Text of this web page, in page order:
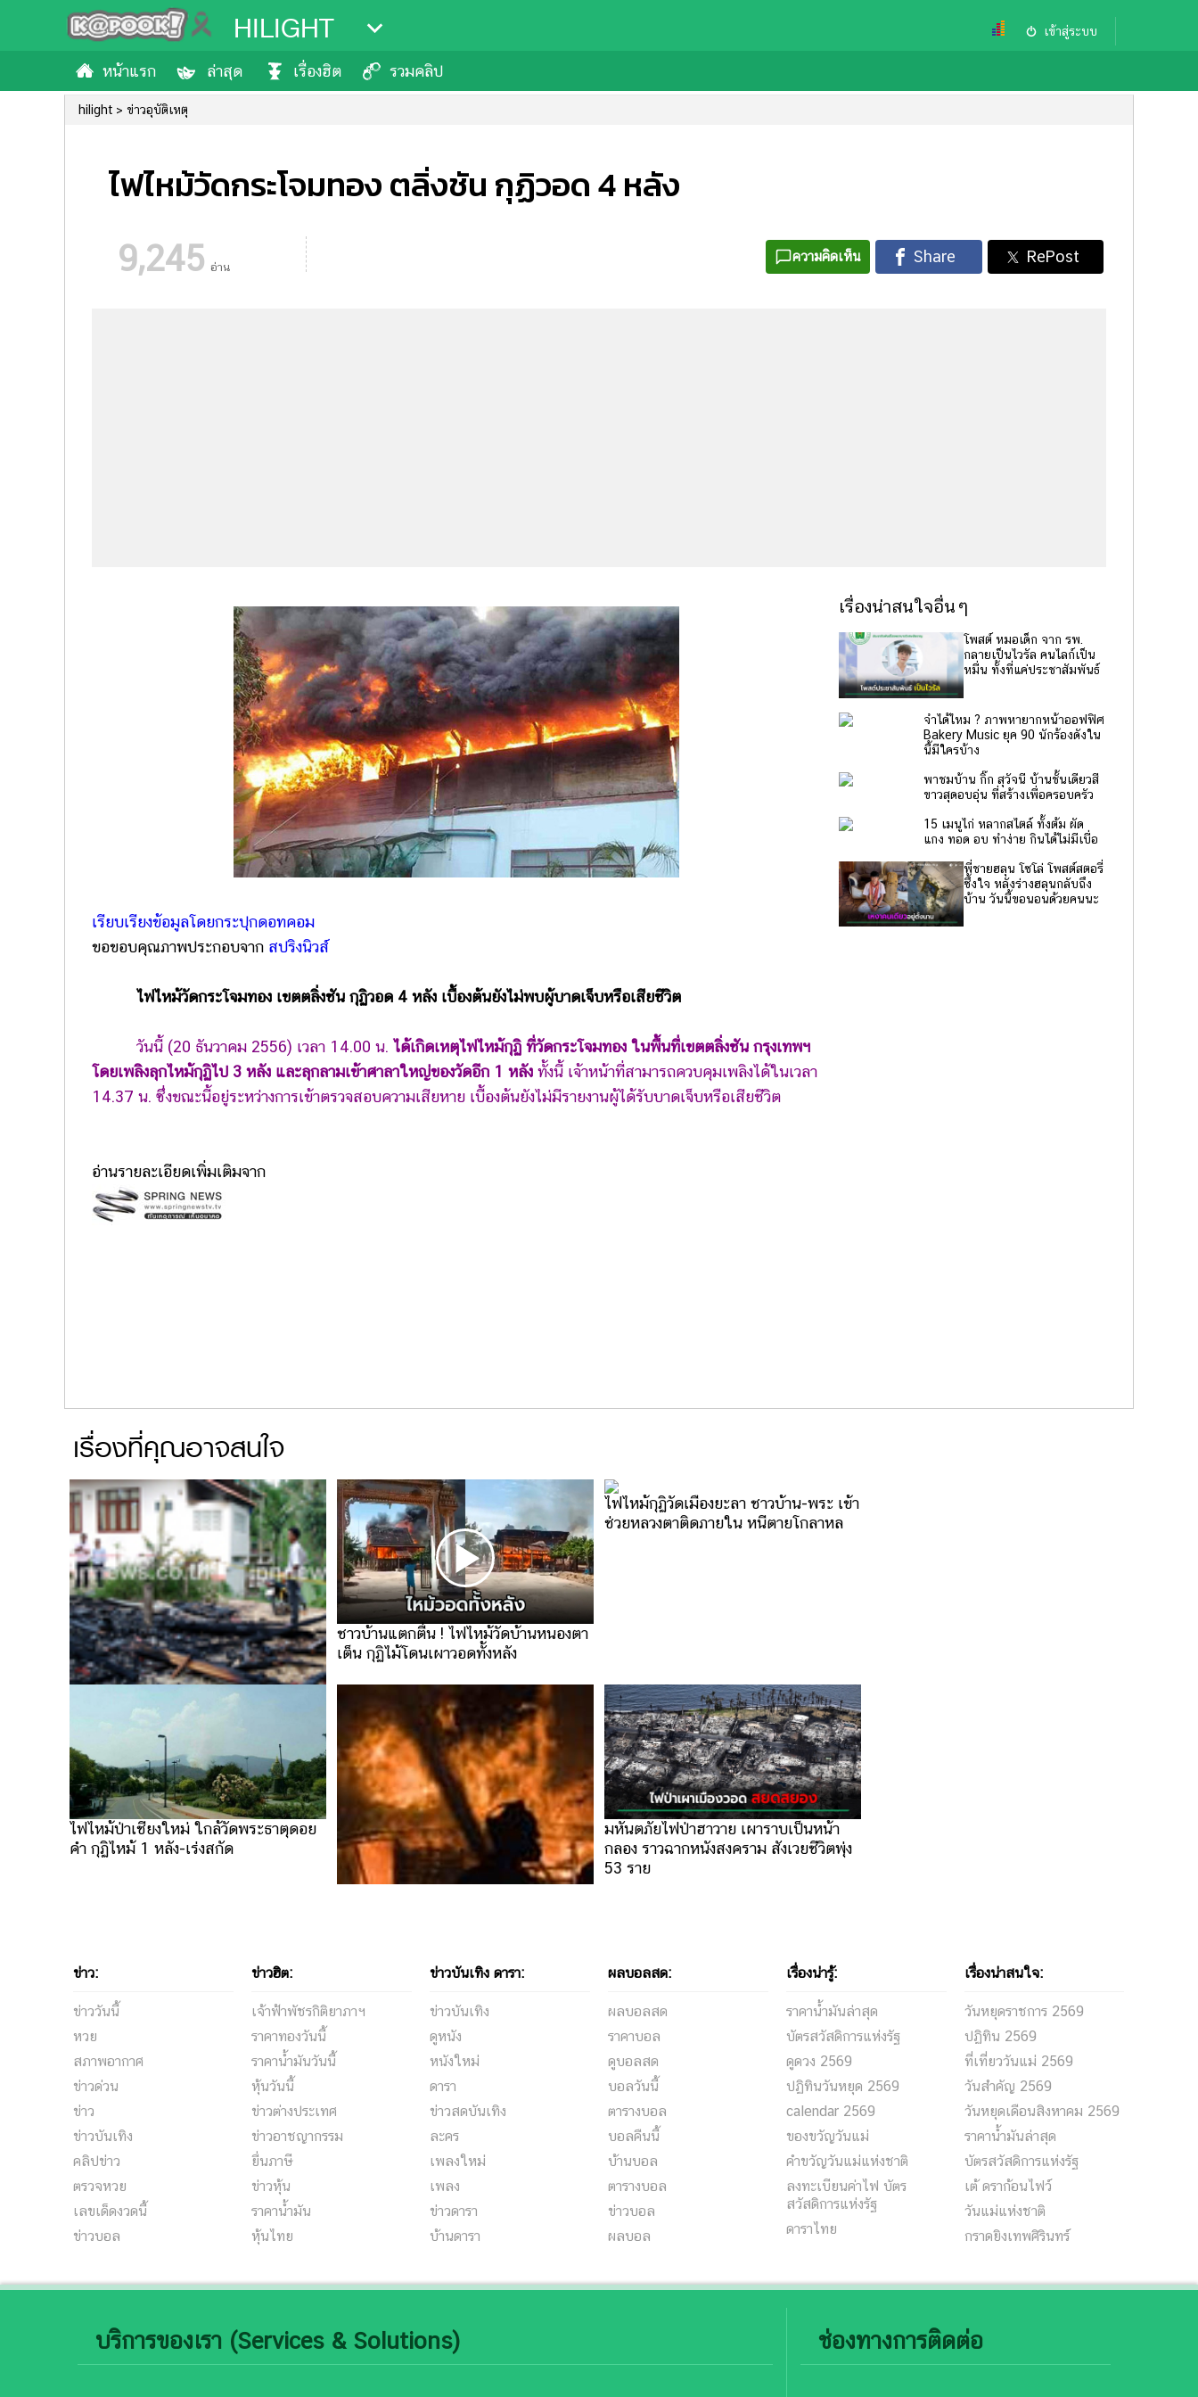
HILIGHT เข้าสู่ระบบ
หน้าแรก ล่าสุด เรื่องฮิต รวมคลิป
hilight ข่าวอุบัติเหตุ
ไฟไหม้วัดกระโจมทอง ตลิ่งชัน กุฏิวอด 4 หลัง
9,245 อ่าน
ความคิดเห็น
เรียบเรียงข้อมูลโดยกระปุกดอทคอม
ขอขอบคุณภาพประกอบจาก สปริงนิวส์
ไฟไหม้วัดกระโจมทอง เขตตลิ่งชัน กุฏิวอด 4 หลัง เบื้องต้นยังไม่พบผู้บาดเจ็บหรือเสียชีวิต
วันนี้ (20 ธันวาคม 2556) เวลา 14.00 น. ได้เกิดเหตุไฟไหม้กุฏิ ที่วัดกระโจมทอง ในพื้นที่เขตตลิ่งชัน กรุงเทพฯ
โดยเพลิงลุกไหม้กุฏิไป 3 หลัง และลุกลามเข้าศาลาใหญ่ของวัดอีก 1 หลัง ทั้งนี้ เจ้าหน้าที่สามารถควบคุมเพลิงได้ในเวลา
14.37 น. ซึ่งขณะนี้อยู่ระหว่างการเข้าตรวจสอบความเสียหาย เบื้องต้นยังไม่มีรายงานผู้ได้รับบาดเจ็บหรือเสียชีวิต
อ่านรายละเอียดเพิ่มเติมจาก
เรื่องน่าสนใจอื่นๆ
โพสต์ หมอเด็ก จาก รพ.
กลายเป็นไวรัล คนไลก์เป็น
หมื่น ทั้งที่แค่ประชาสัมพันธ์
จำได้ไหม ? ภาพหายากหน้าออฟฟิศ
Bakery Music ยุค 90 นักร้องดังใน
นี้มีใครบ้าง
พาชมบ้าน กิ๊ก สุวัจนี บ้านชั้นเดียวสี
ขาวสุดอบอุ่น ที่สร้างเพื่อครอบครัว
15 เมนูไก่ หลากสไตล์ ทั้งต้ม ผัด
แกง ทอด อบ ทำง่าย กินได้ไม่มีเบื่อ
พี่ชายฮลุน โซโล่ โพสต์สตอรี่
ซึ้งใจ หลังร่างฮลุนกลับถึง
บ้าน วันนี้ขอนอนด้วยคนนะ
เรื่องที่คุณอาจสนใจ
ไฟไหม้ เพลิงไหม้ กุฏิวัดขันต์ จ.พัทลุง
วอดทั้งหลัง
ชาวบ้านแตกตื่น ! ไฟไหม้วัดบ้านหนองตา
เต็น กุฏิไม้โดนเผาวอดทั้งหลัง
ไฟไหม้กุฏิวัดเมืองยะลา ชาวบ้าน-พระ เข้า
ช่วยหลวงตาติดภายใน หนีตายโกลาหล
ไฟไหม้ป่าเชียงใหม่ ใกล้วัดพระธาตุดอย
คำ กุฏิไหม้ 1 หลัง-เร่งสกัด
มหันตภัยไฟป่าฮาวาย เผาราบเป็นหน้า
กลอง ราวฉากหนังสงคราม สังเวยชีวิตพุ่ง
53 ราย
ข่าว:
ข่าววันนี้
หวย
สภาพอากาศ
ข่าวด่วน
ข่าว
ข่าวบันเทิง
คลิปข่าว
ตรวจหวย
เลขเด็ดงวดนี้
ข่าวบอล
ข่าวฮิต:
เจ้าฟ้าพัชรกิติยาภาฯ
ราคาทองวันนี้
ราคาน้ำมันวันนี้
หุ้นวันนี้
ข่าวต่างประเทศ
ข่าวอาชญากรรม
ยื่นภาษี
ข่าวหุ้น
ราคาน้ำมัน
หุ้นไทย
ข่าวบันเทิง ดารา:
ข่าวบันเทิง
ดูหนัง
หนังใหม่
ดารา
ข่าวสดบันเทิง
ละคร
เพลงใหม่
เพลง
ข่าวดารา
บ้านดารา
ผลบอลสด:
ผลบอลสด
ราคาบอล
ดูบอลสด
บอลวันนี้
ตารางบอล
บอลคืนนี้
บ้านบอล
ตารางบอล
ข่าวบอล
ผลบอล
เรื่องน่ารู้:
ราคาน้ำมันล่าสุด
บัตรสวัสดิการแห่งรัฐ
ดูดวง 2569
ปฏิทินวันหยุด 2569
calendar 2569
ของขวัญวันแม่
คำขวัญวันแม่แห่งชาติ
ลงทะเบียนค่าไฟ บัตร
สวัสดิการแห่งรัฐ
ดาราไทย
เรื่องน่าสนใจ:
วันหยุดราชการ 2569
ปฏิทิน 2569
ที่เที่ยววันแม่ 2569
วันสำคัญ 2569
วันหยุดเดือนสิงหาคม 2569
ราคาน้ำมันล่าสุด
บัตรสวัสดิการแห่งรัฐ
เต้ ดราก้อนไฟว์
วันแม่แห่งชาติ
กราดยิงเทพศิรินทร์
บริการของเรา (Services & Solutions) ช่องทางการติดต่อ